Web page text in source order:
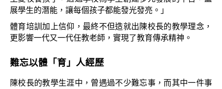
展學生的潛能，讓每個孩子都能發光發亮。」
體育培訓加上信仰，最終不但造就出陳校長的教學理念，
更影響一代又一代任教老師，實現了教育傳承精神。
難忘以體「育」人經歷
陳校長的教學生涯中，曾遇過不少難忘事，而其中一件事